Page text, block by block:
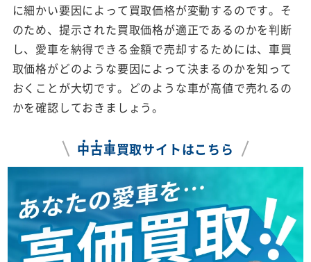
に細かい要因によって買取価格が変動するのです。そ
のため、提示された買取価格が適正であるのかを判断
し、愛車を納得できる金額で売却するためには、車買
取価格がどのような要因によって決まるのかを知って
おくことが大切です。どのような車が高値で売れるの
かを確認しておきましょう。
中古車買取サイトはこちら